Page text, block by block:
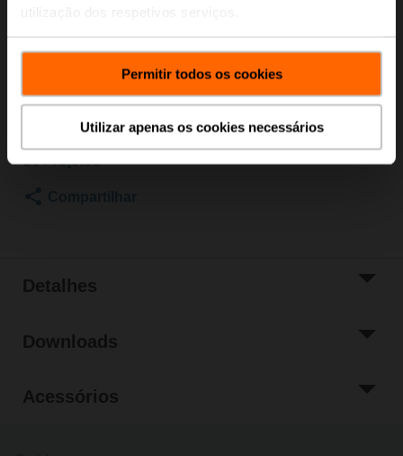
Permitir todos os cookies
Utilizar apenas os cookies necessários
Entre em contato com seu representante de vendas
local para fazer o pedido.
Adicionar ao
de Projetos
Detalhes
Downloads
Acessórios